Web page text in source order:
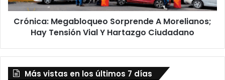
Y
Hartazgo
Ciudadano
Crónica: Megabloqueo Sorprende A Morelianos;
Hay Tensión Vial Y Hartazgo Ciudadano
Más vistas en los últimos 7 días